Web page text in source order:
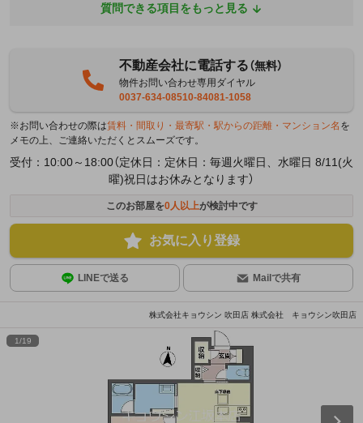
質問できる項目をもっと見る
不動産会社に電話する（無料）
物件お問い合わせ専用ダイヤル
0037-634-08510-84081-1058
※お問い合わせの際は賃料・間取り・最寄駅・駅からの距離・マンション名 を
メモの上、ご連絡いただくとスムーズです。
受付：10:00～18:00（定休日：定休日：毎週火曜日、水曜日 8/11(火
曜)祝日はお休みとなります）
このお部屋を0人以上が検討中です
お気に入り登録
LINEで送る Mailで共有
株式会社キョウシン 吹田店 株式会社 キョウシン吹田店
1/19